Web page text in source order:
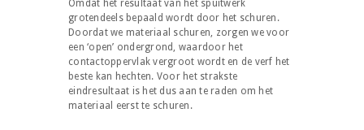
Omdat het resultaat van het spuitwerk
grotendeels bepaald wordt door het schuren.
Doordat we materiaal schuren, zorgen we voor
een ‘open’ ondergrond, waardoor het
contactoppervlak vergroot wordt en de verf het
beste kan hechten. Voor het strakste
eindresultaat is het dus aan te raden om het
materiaal eerst te schuren.